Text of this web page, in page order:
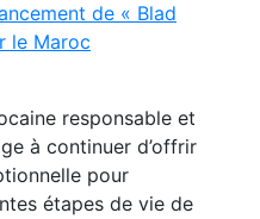
de « Blad
le Maroc
responsable et
à continuer d’offrir
pour
étapes de vie de